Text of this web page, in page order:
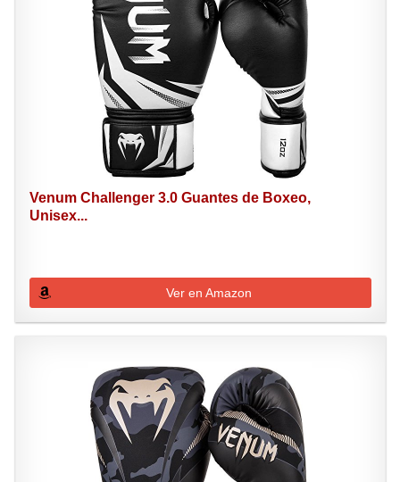
Venum Challenger 3.0 Guantes de Boxeo,
Unisex...
Ver en Amazon